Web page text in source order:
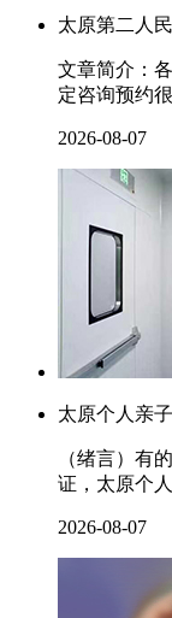
太原第二人
文章简介：
定咨询预约
2026-08-07
太原个人亲
（绪言）有
证，太原个
2026-08-07